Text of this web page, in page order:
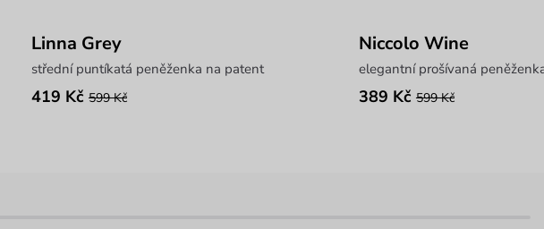
Linna Grey
střední puntíkatá peněženka na patent
419 Kč 599 Kč
Niccolo Wine
elegantní prošívaná
389 Kč 599 Kč